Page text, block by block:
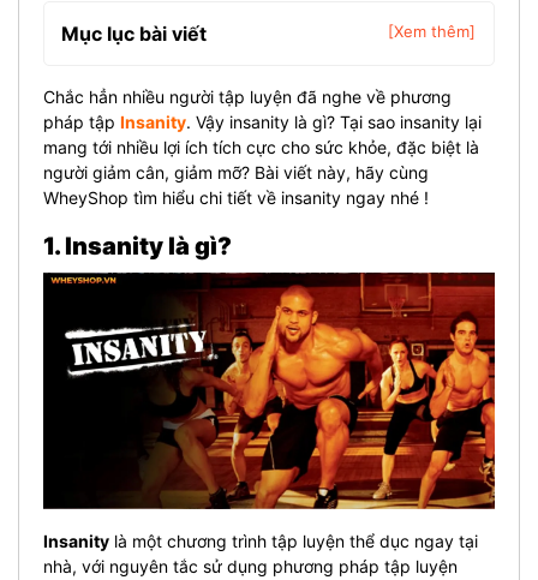
Mục lục bài viết [Xem thêm]
Chắc hẳn nhiều người tập luyện đã nghe về phương
pháp tập Insanity. Vậy insanity là gì? Tại sao insanity lại
mang tới nhiều lợi ích tích cực cho sức khỏe, đặc biệt là
người giảm cân, giảm mỡ? Bài viết này, hãy cùng
WheyShop tìm hiểu chi tiết về insanity ngay nhé !
1. Insanity là gì?
Insanity là một chương trình tập luyện thể dục ngay tại
nhà, với nguyên tắc sử dụng phương pháp tập luyện